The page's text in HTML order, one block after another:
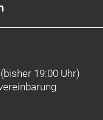
19:00 Uhr)